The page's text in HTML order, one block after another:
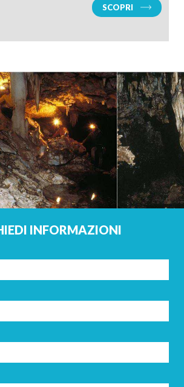
SCOPRI
INFORMAZIONI